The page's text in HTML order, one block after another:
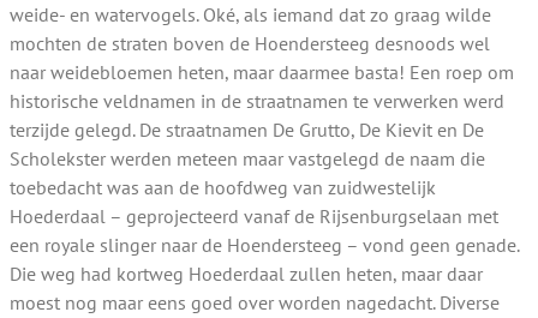
weide- en watervogels. Oké, als iemand dat zo graag wilde
mochten de straten boven de Hoendersteeg desnoods wel
naar weidebloemen heten, maar daarmee basta! Een roep om
historische veldnamen in de straatnamen te verwerken werd
terzijde gelegd. De straatnamen De Grutto, De Kievit en De
Scholekster werden meteen maar vastgelegd de naam die
toebedacht was aan de hoofdweg van zuidwestelijk
Hoederdaal – geprojecteerd vanaf de Rijsenburgselaan met
een royale slinger naar de Hoendersteeg – vond geen genade.
Die weg had kortweg Hoederdaal zullen heten, maar daar
moest nog maar eens goed over worden nagedacht. Diverse